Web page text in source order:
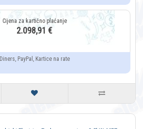
2.098,91 €
Diners, PayPal, Kartice na rate